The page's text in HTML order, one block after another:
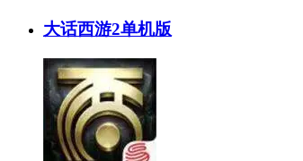
大话西游2单机版